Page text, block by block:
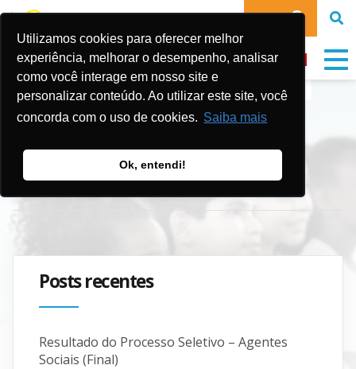
Utilizamos cookies para oferecer melhor
experiência, melhorar o desempenho, analisar
como você interage em nosso site e
personalizar conteúdo. Ao utilizar este site, você
concorda com o uso de cookies. Saiba mais
Ok, entendi!
DOE
Newsletter
13 de outubro de 2022
Posts recentes
Resultado do Processo Seletivo – Agentes
Sociais (Final)